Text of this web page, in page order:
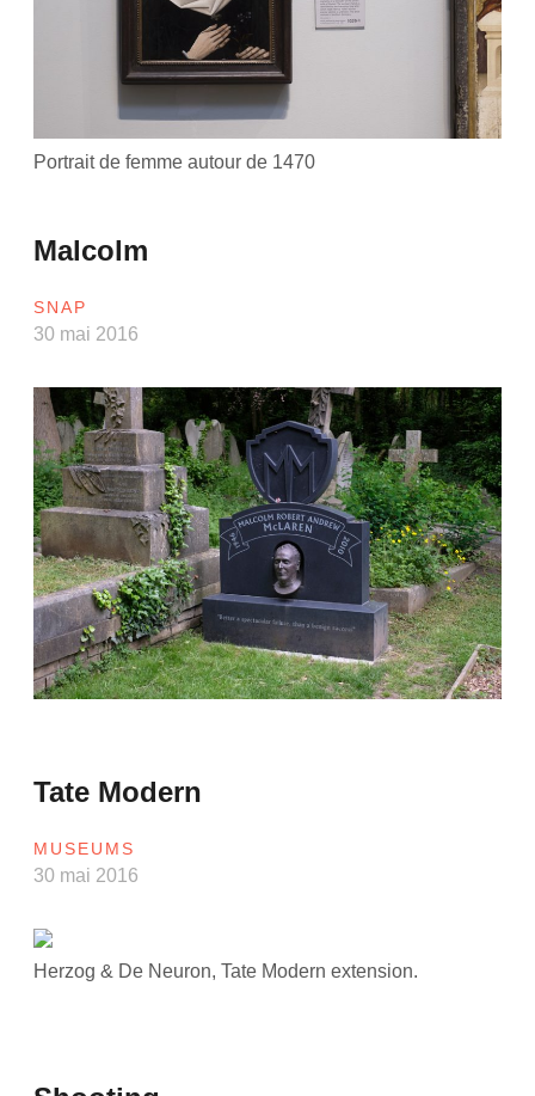
Portrait de femme autour de 1470
Malcolm
SNAP
30 mai 2016
Tate Modern
MUSEUMS
30 mai 2016
Herzog & De Neuron, Tate Modern extension.